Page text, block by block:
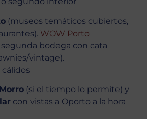
(museos temáticos cubiertos,
WOW Porto
bodega con cata
vintage).
cálidos
(si el tiempo lo permite) y
con vistas a Oporto a la hora